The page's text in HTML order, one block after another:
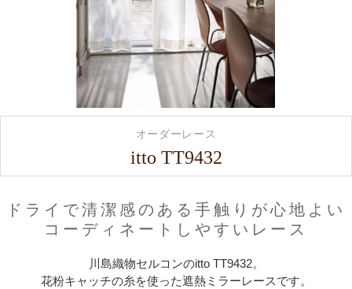
ドライで清潔感のある手触りが心地よい
コーディネートしやすいレース
オーダーレース
itto TT9432
川島織物セルコンのitto TT9432。
花粉キャッチの糸を使った遮熱ミラーレースです。